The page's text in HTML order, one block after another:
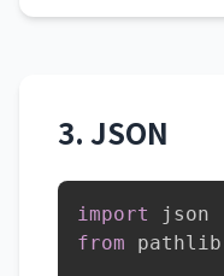
3. JSON
import
from pathlib